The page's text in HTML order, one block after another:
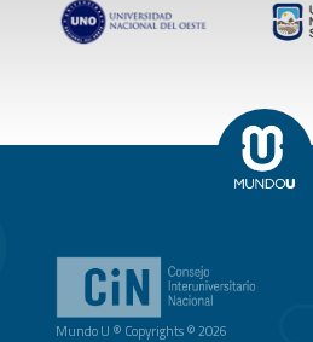
Mundo U ® Copyrights © 2026